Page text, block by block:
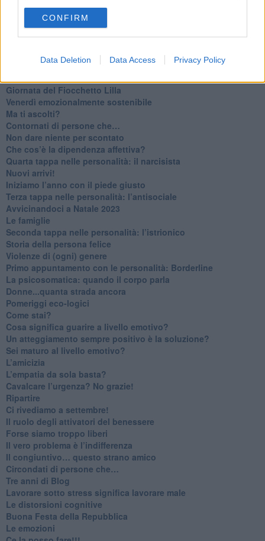
CONFIRM
Data Deletion Data Access Privacy Policy
​Tutta una questione di rispetto
​Cose che ci esauriscono
​Vespa che passione!
​Parole d’amore regalate al vento
​Essere genitori di un adolescente
​Giornata del Fiocchetto Lilla
​Venerdì emozionalmente sostenibile
Ma ti ascolti?
Contornati di persone che…
Non dare niente per scontato
Che cos’è la dipendenza affettiva?
Quarta tappa nelle personalità: il narcisista
​Nuovi arrivi!
​Iniziamo l’anno con il piede giusto
​Terza tappa nelle personalità: l’antisociale
​Avvicinandoci a Natale 2023
Le famiglie
Seconda tappa nelle personalità: l’istrionico
​Storia della persona felice
Violenze di (ogni) genere
​Primo appuntamento con le personalità: Borderline
La psicosomatica: quando il corpo parla
Donne...quanta strada ancora
​Pomeriggi eco-logici
​Come stai?
Cosa significa guarire a livello emotivo?
​Un atteggiamento sempre positivo è la soluzione?
​Sei maturo al livello emotivo?
​L’amicizia
​L’empatia da sola basta?
​Cavalcare l’urgenza? No grazie!
Ripartire
​Ci rivediamo a settembre!
​Il ruolo degli attivatori del benessere
​Forse siamo troppo liberi
​Il vero problema è l’indifferenza
​Il congiuntivo… questo strano amico
​Circondati di persone che…
​Tre anni di Blog
​Lavorare sotto stress significa lavorare male
​Le distorsioni cognitive
​Buona Festa della Repubblica
Le emozioni